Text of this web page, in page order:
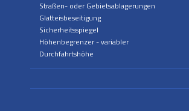
Straßen- oder Gebietsablagerungen
Glatteisbeseitigung
Sicherheitsspiegel
Höhenbegrenzer - variabler
Durchfahrtshöhe